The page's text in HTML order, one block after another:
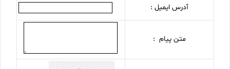
آدرس ایمیل :
متن پیام :